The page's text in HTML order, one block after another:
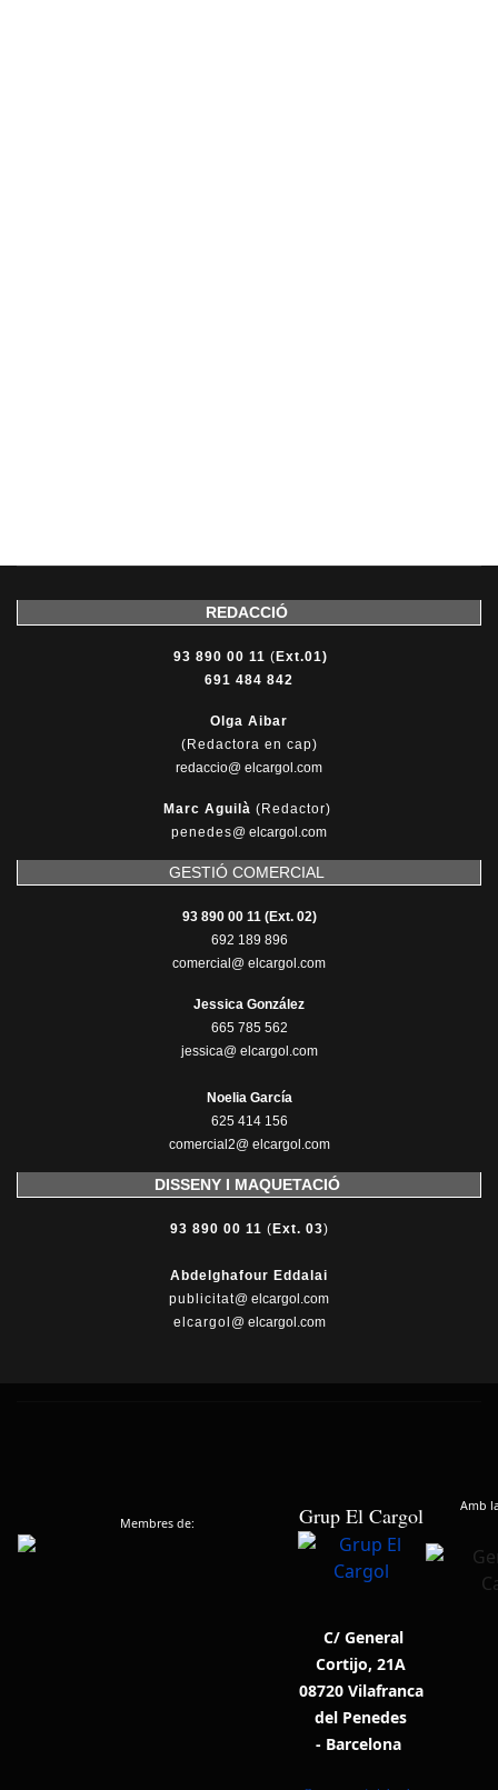
REDACCIÓ
93 890 00 11 ( Ext.01)
691 484 842
Olga Aibar
(Redactora en cap)
redaccio@ elcargol.com
Marc Aguilà (Redactor)
penedes@ elcargol.com
GESTIÓ COMERCIAL
93 890 00 11 (Ext. 02)
692 189 896
comercial@ elcargol.com
Jessica González
665 785 562
jessica@ elcargol.com
Noelia García
625 414 156
comercial2@ elcargol.com
DISSENY I MAQUETACIÓ
93 890 00 11 ( Ext. 03)
Abdelghafour Eddalai
publicitat@ elcargol.com
elcargol @ elcargol.com
Membres de: Grup El Cargol Amb
C/ General
Cortijo, 21A
08720 Vilafranca
del Penedes
- Barcelona